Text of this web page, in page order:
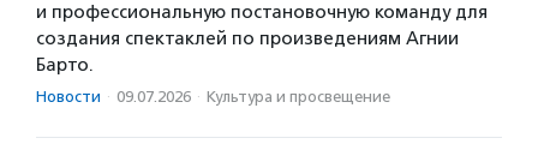
и профессиональную постановочную команду для
создания спектаклей по произведениям Агнии
Барто.
Новости · 09.07.2026 · Культура и просвещение